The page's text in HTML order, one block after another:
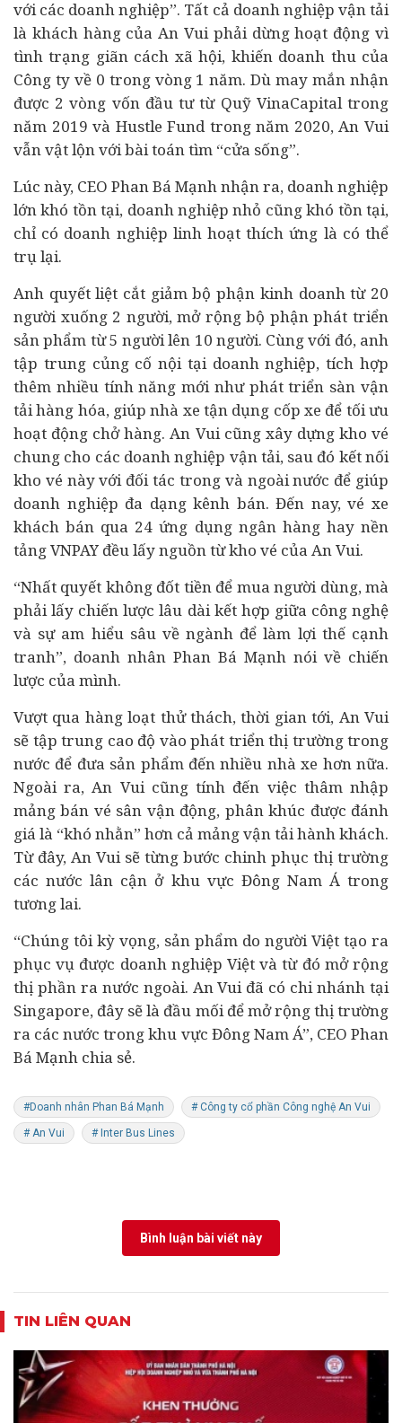
với các doanh nghiệp”. Tất cả doanh nghiệp vận tải
là khách hàng của An Vui phải dừng hoạt động vì
tình trạng giãn cách xã hội, khiến doanh thu của
Công ty về 0 trong vòng 1 năm. Dù may mắn nhận
được 2 vòng vốn đầu tư từ Quỹ VinaCapital trong
năm 2019 và Hustle Fund trong năm 2020, An Vui
vẫn vật lộn với bài toán tìm “cửa sống”.
Lúc này, CEO Phan Bá Mạnh nhận ra, doanh nghiệp
lớn khó tồn tại, doanh nghiệp nhỏ cũng khó tồn tại,
chỉ có doanh nghiệp linh hoạt thích ứng là có thể
trụ lại.
Anh quyết liệt cắt giảm bộ phận kinh doanh từ 20
người xuống 2 người, mở rộng bộ phận phát triển
sản phẩm từ 5 người lên 10 người. Cùng với đó, anh
tập trung củng cố nội tại doanh nghiệp, tích hợp
thêm nhiều tính năng mới như phát triển sàn vận
tải hàng hóa, giúp nhà xe tận dụng cốp xe để tối ưu
hoạt động chở hàng. An Vui cũng xây dựng kho vé
chung cho các doanh nghiệp vận tải, sau đó kết nối
kho vé này với đối tác trong và ngoài nước để giúp
doanh nghiệp đa dạng kênh bán. Đến nay, vé xe
khách bán qua 24 ứng dụng ngân hànghay nền
tảng VNPAY đều lấy nguồn từ kho vé của An Vui.
“Nhất quyết không đốt tiền để mua người dùng, mà
phải lấy chiến lược lâu dài kết hợp giữa công nghệ
và sự am hiểu sâu về ngành để làm lợi thế cạnh
tranh”, doanh nhân Phan Bá Mạnh nói về chiến
lược của mình.
Vượt qua hàng loạt thử thách, thời gian tới, An Vui
sẽ tập trung cao độ vào phát triển thị trường trong
nước để đưa sản phẩm đến nhiều nhà xe hơn nữa.
Ngoài ra, An Vui cũng tính đến việc thâm nhập
mảng bán vé sân vận động, phân khúc được đánh
giá là “khó nhằn” hơn cả mảng vận tải hành khách.
Từ đây, An Vui sẽ từng bước chinh phục thị trường
các nước lân cận ở khu vực Đông Nam Á trong
tương lai.
“Chúng tôi kỳ vọng, sản phẩm do người Việt tạo ra
phục vụ được doanh nghiệp Việt và từ đó mở rộng
thị phần ra nước ngoài. An Vui đã có chi nhánh tại
Singapore, đây sẽ là đầu mối để mở rộng thị trường
ra các nước trong khu vực Đông Nam Á”, CEO Phan
Bá Mạnh chia sẻ.
#Doanh nhân Phan Bá Mạnh # Công ty cổ phần Công nghệ An Vui
# An Vui # Inter Bus Lines
Bình luận bài viết này
TIN LIÊN QUAN